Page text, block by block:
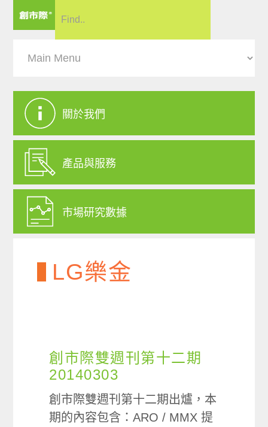
關於我們
產品與服務
市場研究數據
LG樂金
創市際雙週刊第十二期
20140303
創市際雙週刊第十二期出爐，本
期的內容包含：ARO / MMX 提